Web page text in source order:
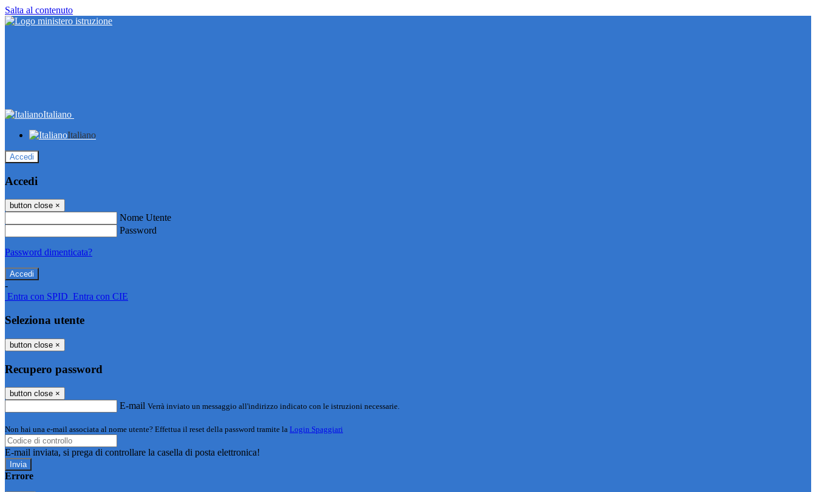
Salta al contenuto
Italiano
Italiano
Accedi
Accedi
button close ×
Nome Utente
Password
Password dimenticata?
-
Entra con SPID Entra con CIE
Seleziona utente
button close ×
Recupero password
button close ×
E-mail Verrà inviato un messaggio all'indirizzo indicato con le istruzioni necessarie.
Non hai una e-mail associata al nome utente? Effettua il reset della password tramite la Login Spaggiari
E-mail inviata, si prega di controllare la casella di posta elettronica!
Errore